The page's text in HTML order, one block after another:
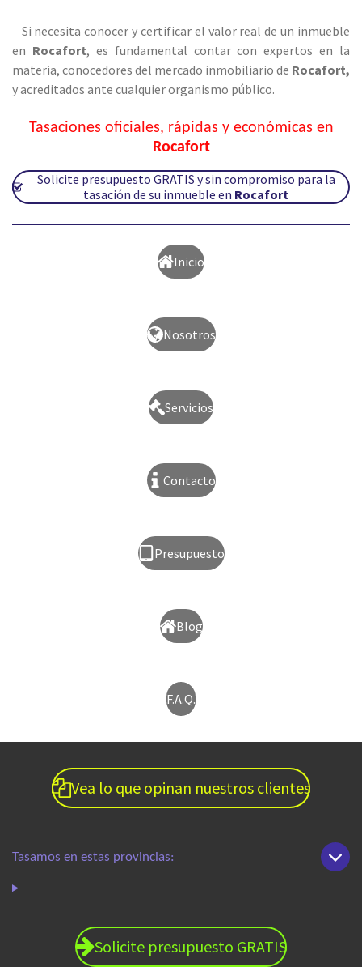
Si necesita conocer y certificar el valor real de un inmueble
en Rocafort, es fundamental contar con expertos en la
materia, conocedores del mercado inmobiliario de Rocafort,
y acreditados ante cualquier organismo público.
Tasaciones oficiales, rápidas y económicas en
Rocafort
Solicite presupuesto GRATIS y sin compromiso para la
tasación de su inmueble en Rocafort
Inicio
Nosotros
Servicios
Contacto
Presupuesto
Blog
F.A.Q.
Vea lo que opinan nuestros clientes
Tasamos en estas provincias:
Solicite presupuesto GRATIS